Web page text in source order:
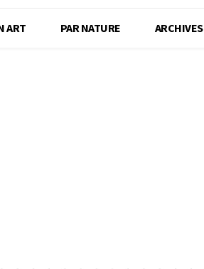
ART PAR NATURE ARCHIVES